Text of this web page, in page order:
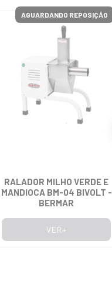
AGUARDANDO REPOSIÇÃO
RALADOR MILHO VERDE E
MANDIOCA BM-04 BIVOLT -
BERMAR
VER+